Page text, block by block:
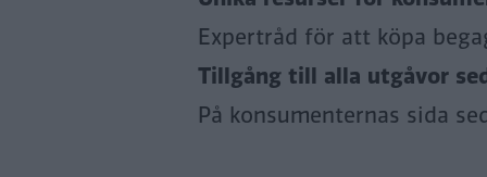
Expertråd för att köpa
Tillgång till alla utgåvor
På konsumenternas sida